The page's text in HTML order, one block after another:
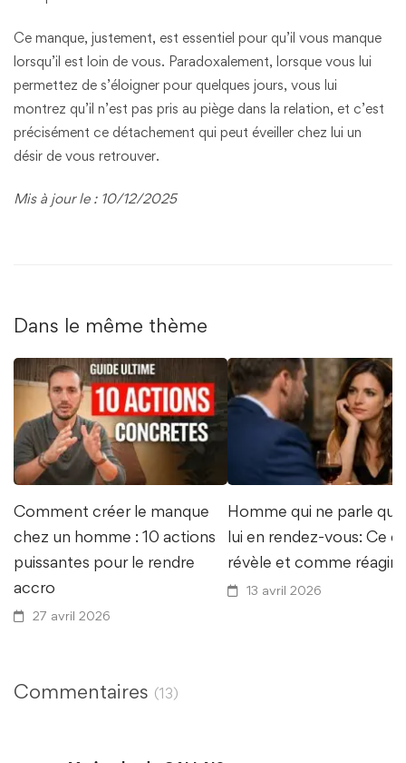
Ce manque, justement, est essentiel pour qu’il vous manque
lorsqu’il est loin de vous. Paradoxalement, lorsque vous lui
permettez de s’éloigner pour quelques jours, vous lui
montrez qu’il n’est pas pris au piège dans la relation, et c’est
précisément ce détachement qui peut éveiller chez lui un
désir de vous retrouver.
Mis à jour le : 10/12/2025
Dans le même thème
Comment créer le manque
chez un homme : 10 actions
puissantes pour le rendre
accro
27 avril 2026
Homme qui ne parle
lui en rendez-vous: Ce
révèle et comme réagir
13 avril 2026
Commentaires (13)